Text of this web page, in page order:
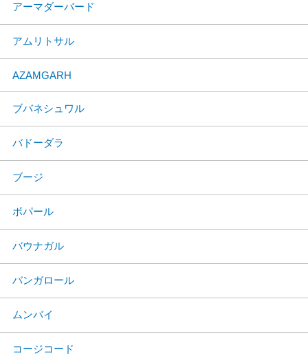
アーマダーバード
アムリトサル
AZAMGARH
ブバネシュワル
バドーダラ
ブージ
ボパール
バウナガル
バンガロール
ムンバイ
コージコード